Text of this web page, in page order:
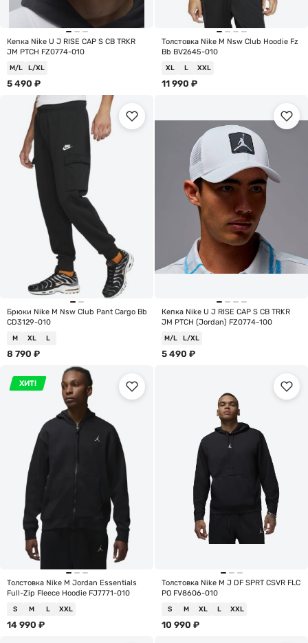
Кепка Nike U J RISE CAP S CB TRKR
JM PTCH FZ0774-010
M/L L/XL
5 490 ₽
Толстовка Nike M Nsw Club Hoodie Fz
Bb BV2645-010
XL L XXL
11 990 ₽
Брюки Nike M Nsw Club Pant Cargo Bb
CD3129-010
M XL L
8 790 ₽
Кепка Nike U J RISE CAP S CB TRKR
JM PTCH (Jordan) FZ0774-100
M/L L/XL
5 490 ₽
ХИТ!
Толстовка Nike M Jordan Essentials
Full-Zip Fleece Hoodie FJ7771-010
S M L XXL
14 990 ₽
Толстовка Nike M J DF SPRT CSVR FLC
PO FV8606-010
S M XL L XXL
10 990 ₽